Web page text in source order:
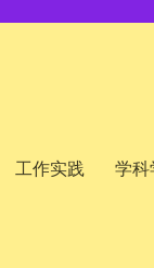
工作实践 学科